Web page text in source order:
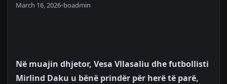
March 16, 2026•boadmin
Në muajin dhjetor, Vesa Vllasaliu dhe futbollisti
Mirlind Daku u bënë prindër për herë të parë,